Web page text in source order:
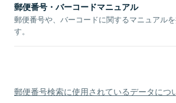
郵便番号・バーコードマニュアル
郵便番号や、バーコードに関するマニュアル
す。
郵便番号検索に使用されているデータにつ